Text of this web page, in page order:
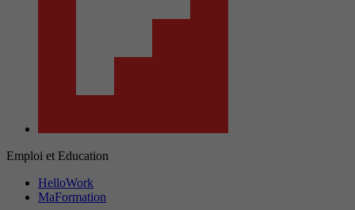
Emploi et Education
HelloWork
MaFormation